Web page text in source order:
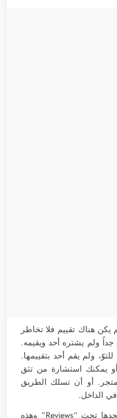
هناك تقييم فلا تخاطر
ولم يشتره أحد ويقيمه.
ولم يقم أحد بتقييمها.
يمكنك استشارة من تثق
أو أن تسلك الطريق
الداخل.
قم بقراءة التعليقات على التطبيق والتي ستجدها تحت “Reviews” وهذه